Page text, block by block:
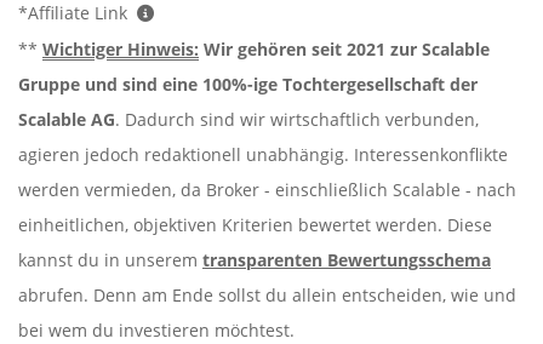
*Affiliate Link
** Wichtiger Hinweis: Wir gehören seit 2021 zur Scalable
Gruppe und sind eine 100%-ige Tochtergesellschaft der
Scalable AG. Dadurch sind wir wirtschaftlich verbunden,
agieren jedoch redaktionell unabhängig. Interessenkonflikte
werden vermieden, da Broker - einschließlich Scalable - nach
einheitlichen, objektiven Kriterien bewertet werden. Diese
kannst du in unserem transparenten Bewertungsschema
abrufen. Denn am Ende sollst du allein entscheiden, wie und
bei wem du investieren möchtest.